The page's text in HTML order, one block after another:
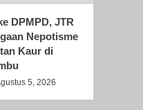
DPMPD, JTR
Nepotisme
Kaur di
5, 2026